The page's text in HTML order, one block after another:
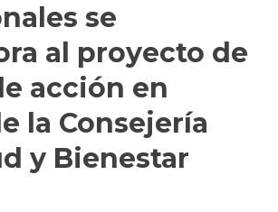
se
al proyecto de
acción en
la Consejería
y Bienestar